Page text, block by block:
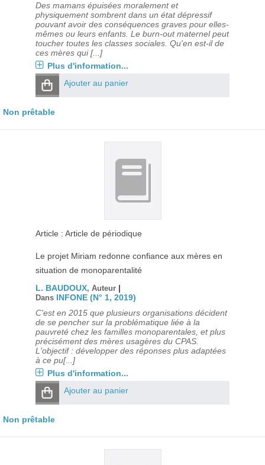
Des mamans épuisées moralement et
physiquement sombrent dans un état dépressif
pouvant avoir des conséquences graves pour elles-
mêmes ou leurs enfants. Le burn-out maternel peut
toucher toutes les classes sociales. Qu'en est-il de
ces mères qui [...]
Plus d'information...
Ajouter au panier
Non prêtable
Article : Article de périodique
Le projet Miriam redonne confiance aux mères en
situation de monoparentalité
L. BAUDOUX, Auteur |
Dans INFONE (N° 1, 2019)
C'est en 2015 que plusieurs organisations décident
de se pencher sur la problématique liée à la
pauvreté chez les familles monoparentales, et plus
précisément des mères usagères du CPAS.
L'objectif : développer des réponses plus adaptées
à ce pu[...]
Plus d'information...
Ajouter au panier
Non prêtable